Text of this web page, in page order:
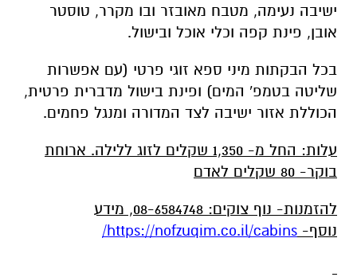
ישיבה נעימה, מטבח מאובזר ובו מקרר, טוסטר
אובן, פינת קפה וכלי אוכל ובישול.
בכל הבקתות מיני ספא זוגי פרטי (עם אפשרות
שליטה בטמפ' המים) ופינת בישול מדברית פרטית,
הכוללת אזור ישיבה לצד המדורה ומנגל פחמים.
עלות: החל מ- 1,350 שקלים לזוג ללילה. ארוחת
בוקר- 80 שקלים לאדם
להזמנות- נוף צוקים: 08-6584748, מידע
נוסף- https://nofzuqim.co.il/cabins
/